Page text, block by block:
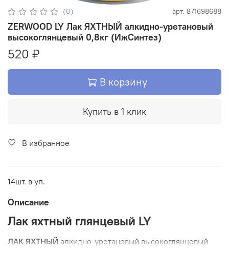
(0) арт. 871698688
ZERWOOD LY Лак ЯХТНЫЙ алкидно-уретановый
высокоглянцевый 0,8кг (ИжСинтез)
520 ₽
В корзину
Купить в 1 клик
В избранное
14шт. в уп.
Описание
Лак яхтный глянцевый LY
ЛАК ЯХТНЫЙ алкидно-уретановый высокоглянцевый